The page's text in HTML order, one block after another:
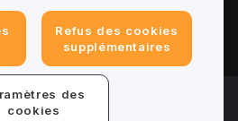
rights reserved.
Refus des cookies
supplémentaires
des
cookies